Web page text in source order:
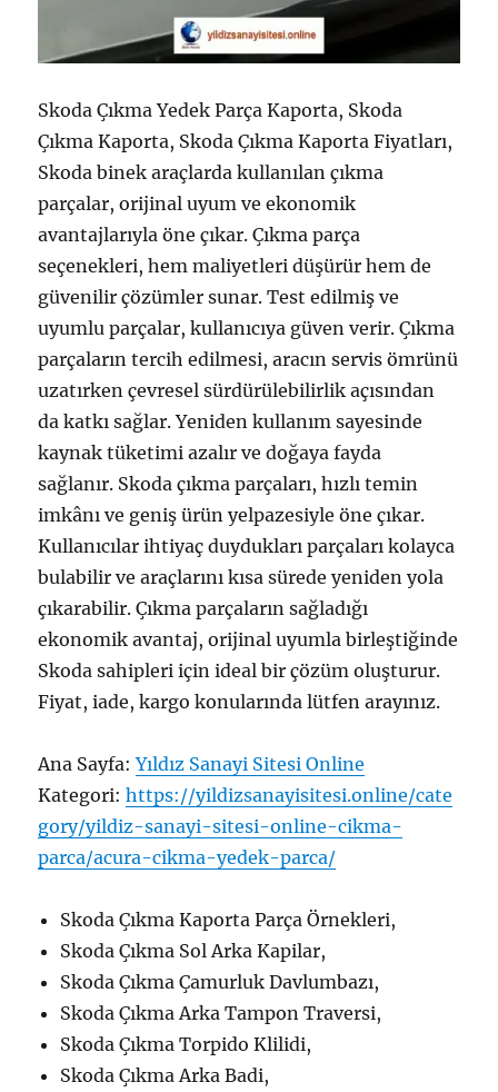
Skoda Çıkma Yedek Parça Kaporta, Skoda
Çıkma Kaporta, Skoda Çıkma Kaporta Fiyatları,
Skoda binek araçlarda kullanılan çıkma
parçalar, orijinal uyum ve ekonomik
avantajlarıyla öne çıkar. Çıkma parça
seçenekleri, hem maliyetleri düşürür hem de
güvenilir çözümler sunar. Test edilmiş ve
uyumlu parçalar, kullanıcıya güven verir. Çıkma
parçaların tercih edilmesi, aracın servis ömrünü
uzatırken çevresel sürdürülebilirlik açısından
da katkı sağlar. Yeniden kullanım sayesinde
kaynak tüketimi azalır ve doğaya fayda
sağlanır. Skoda çıkma parçaları, hızlı temin
imkânı ve geniş ürün yelpazesiyle öne çıkar.
Kullanıcılar ihtiyaç duydukları parçaları kolayca
bulabilir ve araçlarını kısa sürede yeniden yola
çıkarabilir. Çıkma parçaların sağladığı
ekonomik avantaj, orijinal uyumla birleştiğinde
Skoda sahipleri için ideal bir çözüm oluşturur.
Fiyat, iade, kargo konularında lütfen arayınız.
Ana Sayfa:Yıldız Sanayi Sitesi Online
Kategori:https://yildizsanayisitesi.online/cate
gory/yildiz-sanayi-sitesi-online-cikma-
parca/acura-cikma-yedek-parca/
Skoda Çıkma Kaporta Parça Örnekleri,
Skoda Çıkma Sol Arka Kapilar,
Skoda Çıkma Çamurluk Davlumbazı,
Skoda Çıkma Arka Tampon Traversi,
Skoda Çıkma Torpido Klilidi,
Skoda Çıkma Arka Badi,